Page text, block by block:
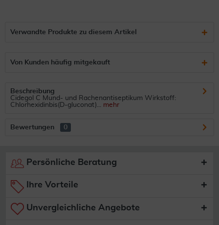
Verwandte Produkte zu diesem Artikel
Von Kunden häufig mitgekauft
Beschreibung
Cidegol C Mund- und Rachenantiseptikum Wirkstoff:
Chlorhexidinbis(D-gluconat)... mehr
Bewertungen 0
Persönliche Beratung
Ihre Vorteile
Unvergleichliche Angebote